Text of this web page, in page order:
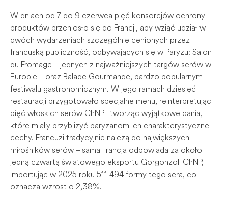
W dniach od 7 do 9 czerwca pięć konsorcjów ochrony
produktów przeniosło się do Francji, aby wziąć udział w
dwóch wydarzeniach szczególnie cenionych przez
francuską publiczność, odbywających się w Paryżu: Salon
du Fromage – jednych z najważniejszych targów serów w
Europie – oraz Balade Gourmande, bardzo popularnym
festiwalu gastronomicznym. W jego ramach dziesięć
restauracji przygotowało specjalne menu, reinterpretując
pięć włoskich serów ChNP i tworząc wyjątkowe dania,
które miały przybliżyć paryżanom ich charakterystyczne
cechy. Francuzi tradycyjnie należą do największych
miłośników serów – sama Francja odpowiada za około
jedną czwartą światowego eksportu Gorgonzoli ChNP,
importując w 2025 roku 511 494 formy tego sera, co
oznacza wzrost o 2,38%.